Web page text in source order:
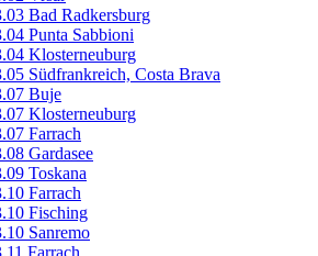
Bad Radkersburg
Punta Sabbioni
Klosterneuburg
Südfrankreich, Costa Brava
Buje
Klosterneuburg
Farrach
Gardasee
Toskana
Farrach
Fisching
Sanremo
Farrach